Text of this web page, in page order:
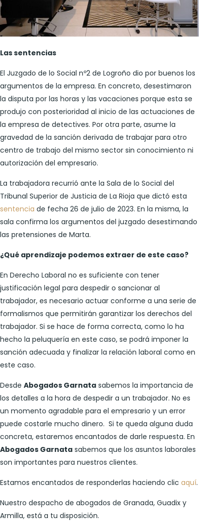
Las sentencias
El Juzgado de lo Social nº2 de Logroño dio por buenos los
argumentos de la empresa. En concreto, desestimaron
la disputa por las horas y las vacaciones porque esta se
produjo con posterioridad al inicio de las actuaciones de
la empresa de detectives. Por otra parte, asume la
gravedad de la sanción derivada de trabajar para otro
centro de trabajo del mismo sector sin conocimiento ni
autorización del empresario.
La trabajadora recurrió ante la Sala de lo Social del
Tribunal Superior de Justicia de La Rioja que dictó esta
sentencia de fecha 26 de julio de 2023. En la misma, la
sala confirma los argumentos del juzgado desestimando
las pretensiones de Marta.
¿Qué aprendizaje podemos extraer de este caso?
En Derecho Laboral no es suficiente con tener
justificación legal para despedir o sancionar al
trabajador, es necesario actuar conforme a una serie de
formalismos que permitirán garantizar los derechos del
trabajador. Si se hace de forma correcta, como lo ha
hecho la peluquería en este caso, se podrá imponer la
sanción adecuada y finalizar la relación laboral como en
este caso.
Desde Abogados Garnata sabemos la importancia de
los detalles a la hora de despedir a un trabajador. No es
un momento agradable para el empresario y un error
puede costarle mucho dinero. Si te queda alguna duda
concreta, estaremos encantados de darle respuesta. En
Abogados Garnata sabemos que los asuntos laborales
son importantes para nuestros clientes.
Estamos encantados de responderlas haciendo clic aquí.
Nuestro despacho de abogados de Granada, Guadix y
Armilla, está a tu disposición.